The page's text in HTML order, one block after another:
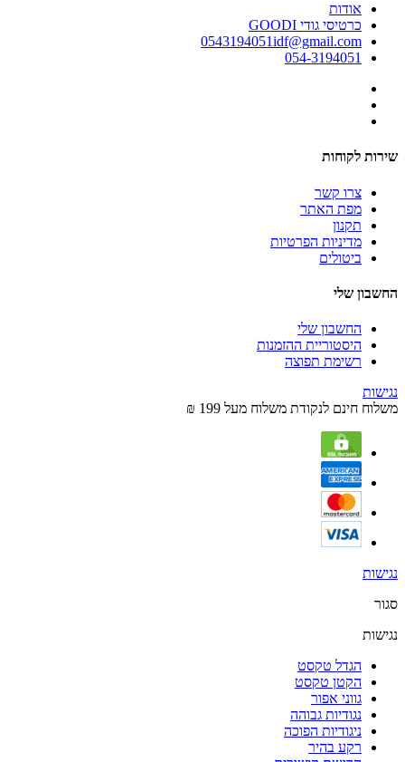
אודות
כרטיסי גודי GOODI
0543194051idf@gmail.com
054-3194051
שירות לקוחות
צרו קשר
מפת האתר
תקנון
מדיניות הפרטיות
ביטולים
החשבון שלי
החשבון שלי
היסטוריית ההזמנות
רשימת תפוצה
נגישות
משלוח חינם לנקודת משלוח מעל 199 ₪
נגישות
סגור
נגישות
הגדל טקסט
הקטן טקסט
גווני אפור
נגודיות גבוהה
ניגודיות הפוכה
רקע בהיר